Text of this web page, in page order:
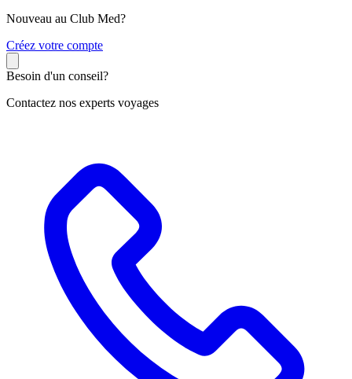
Nouveau au Club Med?
Créez votre compte
Besoin d'un conseil?
Contactez nos experts voyages